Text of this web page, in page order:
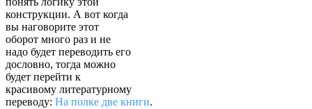
конструкции. А вот когда
вы наговорите этот
оборот много раз и не
надо будет переводить его
дословно, тогда можно
будет перейти к
красивому литературному
переводу: На полке две книги.